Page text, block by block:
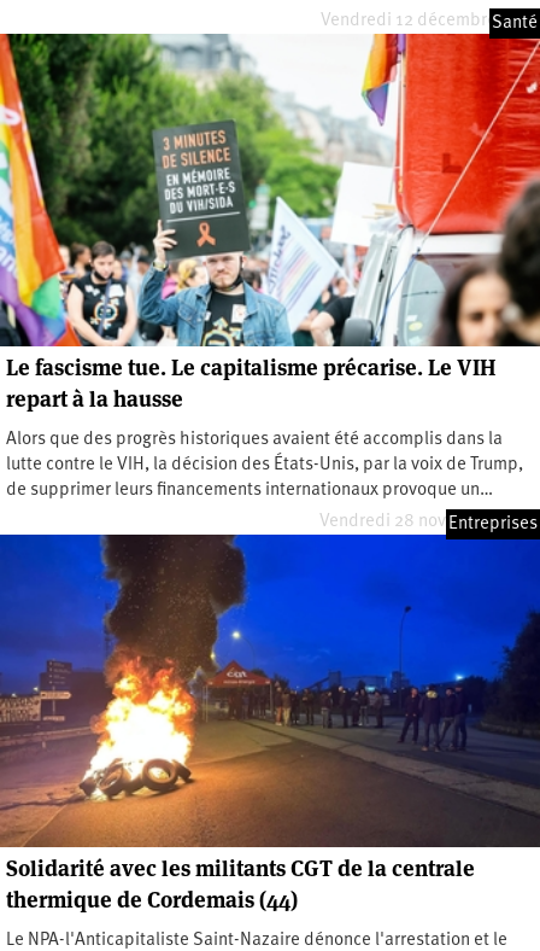
Vendredi 12 décembre 2025
Santé
Le fascisme tue. Le capitalisme précarise. Le VIH
repart à la hausse
Alors que des progrès historiques avaient été accomplis dans la
lutte contre le VIH, la décision des États-Unis, par la voix de Trump,
de supprimer leurs financements internationaux provoque un…
Vendredi 28 novembre 2025
Entreprises
Solidarité avec les militants CGT de la centrale
thermique de Cordemais (44)
Le NPA-l'Anticapitaliste Saint-Nazaire dénonce l'arrestation et le